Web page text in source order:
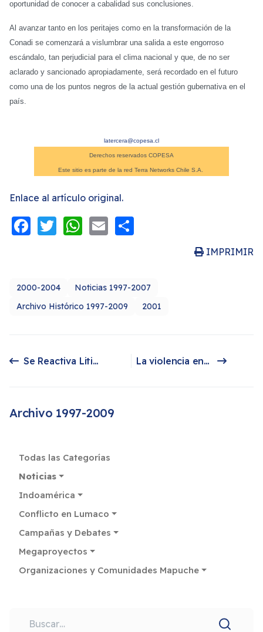
oportunidad de conocer a cabalidad sus conclusiones.
Al avanzar tanto en los peritajes como en la transformación de la
Conadi se comenzará a vislumbrar una salida a este engorroso
escándalo, tan perjudicial para el clima nacional y que, de no ser
aclarado y sancionado apropiadamente, será recordado en el futuro
como una de los puntos negros de la actual gestión gubernativa en el
país.
latercera@copesa.cl
Derechos reservados COPESA
Este sitio es parte de la red Terra Networks Chile S.A.
Enlace al artículo original.
Facebook
Twitter
WhatsApp
Email
IMPRIMIR
2000-2004
Noticias 1997-2007
Archivo Histórico 1997-2009
2001
Se Reactiva Litigio por Condena a Mapuches
Artículo siguiente: La violencia en la zona mapuche vista por un testigo "desde dentro"
La violencia en la zona mapuche vista por un testigo "desde dentro"
Archivo 1997-2009
Todas las Categorías
Noticias
Indoamérica
Conflicto en Lumaco
Campañas y Debates
Megaproyectos
Organizaciones y Comunidades Mapuche
Buscar